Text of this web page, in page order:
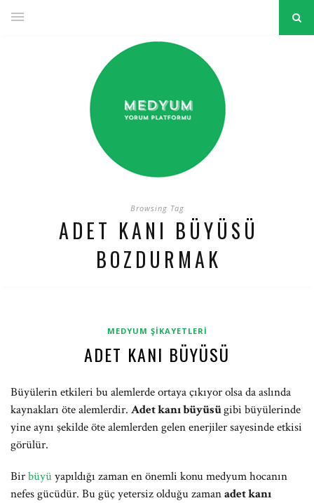
Browsing Tag
ADET KANI BÜYÜSÜ
BOZDURMAK
MEDYUM ŞIKAYETLERI
ADET KANI BÜYÜSÜ
Büyülerin etkileri bu alemlerde ortaya çıkıyor olsa da aslında
kaynakları öte alemlerdir. Adet kanı büyüsügibi büyülerinde
yine aynı şekilde öte alemlerden gelen enerjiler sayesinde etkisi
görülür.
Birbüyüyapıldığı zaman en önemli konu medyum hocanın
nefes gücüdür. Bu güç yetersiz olduğu zamanadet kanı